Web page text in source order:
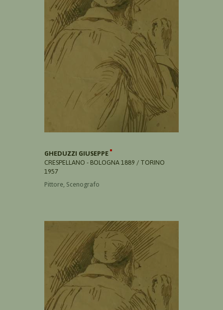
GHEDUZZI GIUSEPPE
CRESPELLANO - BOLOGNA 1889 / TORINO
1957
Pittore, Scenografo